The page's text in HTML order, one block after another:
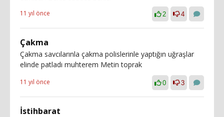
11 yıl önce 2 4
Çakma
Çakma savcılarınla çakma polislerinle yaptığın uğraşlar
elinde patladı muhterem Metin toprak
11 yıl önce 0 3
İstihbarat